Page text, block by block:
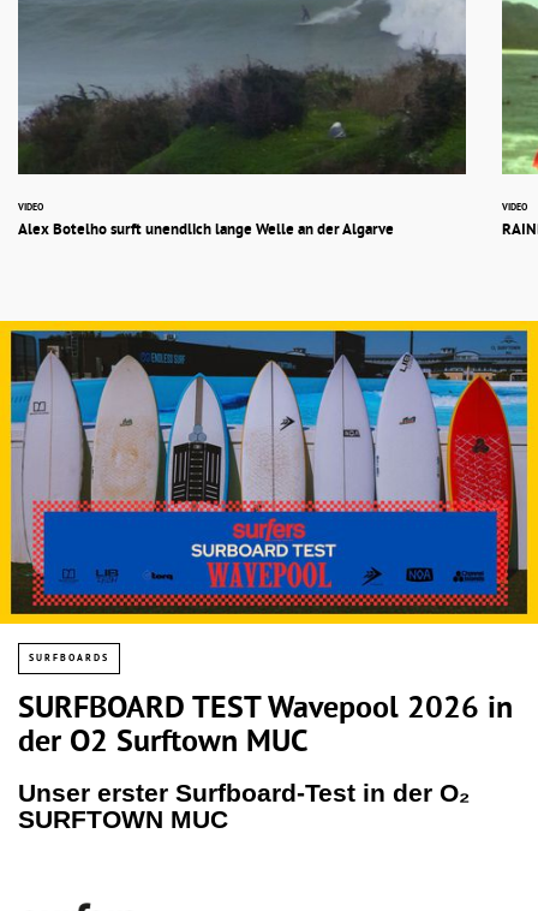
VIDEO
Alex Botelho surft unendlich lange Welle an der Algarve
VIDEO
SURFBOARDS
SURFBOARD TEST Wavepool 2026 in
der O2 Surftown MUC
Unser erster Surfboard-Test in der O₂
SURFTOWN MUC